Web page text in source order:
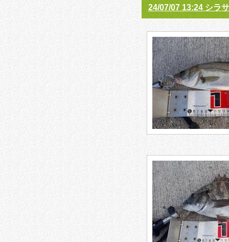
24/07/07 13:24 シラ